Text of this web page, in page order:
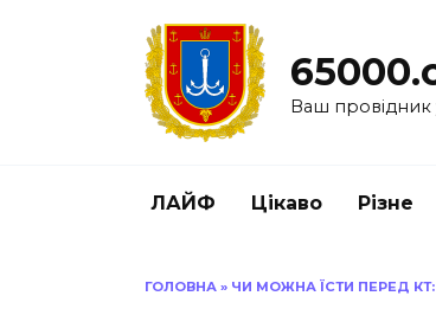
Ваш провідник
ЛАЙФ Цікаво Різне
ГОЛОВНА » ЧИ МОЖНА ЇСТИ ПЕРЕД